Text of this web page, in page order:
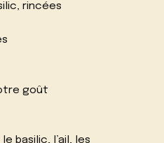
rincées
goût
basilic, l’ail, les